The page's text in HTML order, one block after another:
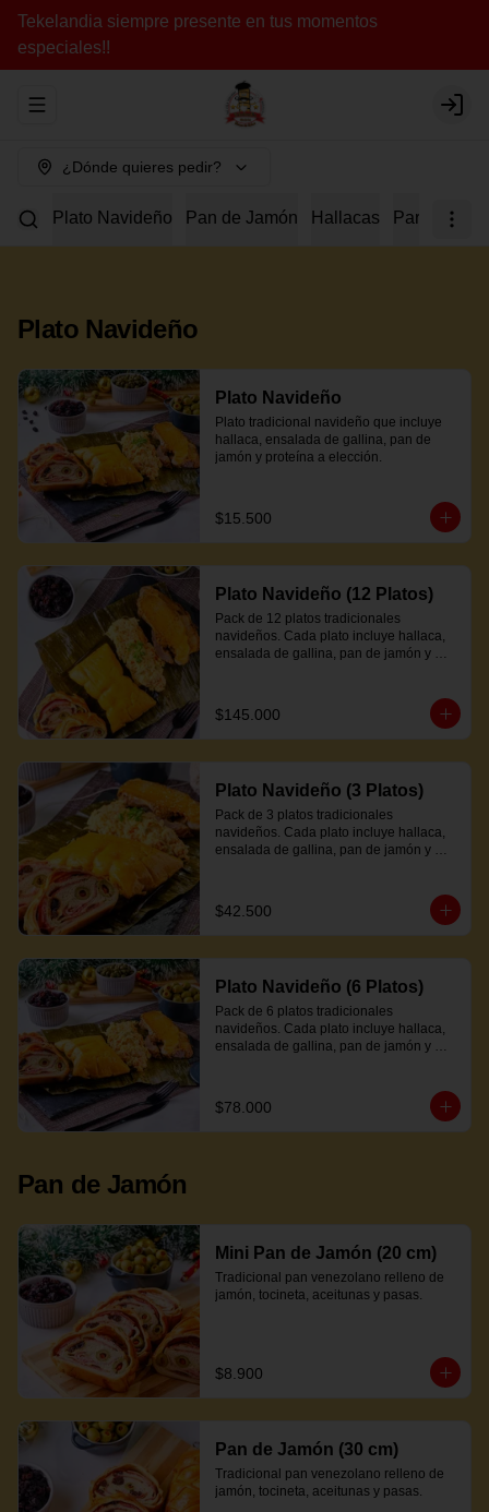
Tekelandia siempre presente en tus momentos
especiales!!
Abrir menu de navegación Login
¿Dónde quieres pedir?
Plato Navideño Pan de Jamón Hallacas Para
Plato Navideño
Plato Navideño
Plato tradicional navideño que incluye
hallaca, ensalada de gallina, pan de
jamón y proteína a elección.
$15.500
Plato Navideño (12 Platos)
Pack de 12 platos tradicionales
navideños. Cada plato incluye hallaca,
ensalada de gallina, pan de jamón y
$145.000
Plato Navideño (3 Platos)
Pack de 3 platos tradicionales
navideños. Cada plato incluye hallaca,
ensalada de gallina, pan de jamón y
$42.500
Plato Navideño (6 Platos)
Pack de 6 platos tradicionales
navideños. Cada plato incluye hallaca,
ensalada de gallina, pan de jamón y
$78.000
Pan de Jamón
Mini Pan de Jamón (20 cm)
Tradicional pan venezolano relleno de
jamón, tocineta, aceitunas y pasas.
$8.900
Pan de Jamón (30 cm)
Tradicional pan venezolano relleno de
jamón, tocineta, aceitunas y pasas.